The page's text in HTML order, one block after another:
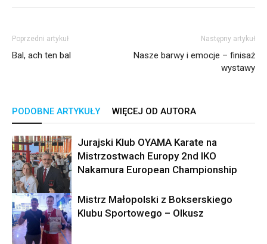
Poprzedni artykuł
Bal, ach ten bal
Następny artykuł
Nasze barwy i emocje – finisaż
wystawy
PODOBNE ARTYKUŁY WIĘCEJ OD AUTORA
Aktualności
Jurajski Klub OYAMA Karate na
Mistrzostwach Europy 2nd IKO
Nakamura European Championship
Mistrz Małopolski z Bokserskiego
Klubu Sportowego – Olkusz